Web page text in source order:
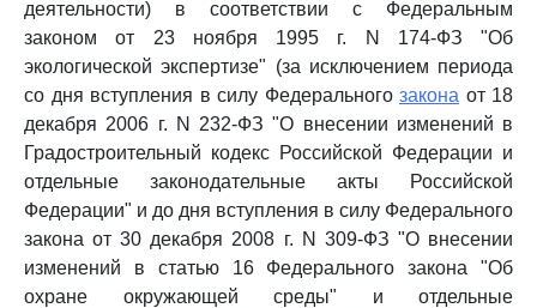
деятельности) в соответствии с Федеральным
законом от 23 ноября 1995 г. N 174-ФЗ "Об
экологической экспертизе" (за исключением периода
со дня вступления в силу Федерального закона от 18
декабря 2006 г. N 232-ФЗ "О внесении изменений в
Градостроительный кодекс Российской Федерации и
отдельные законодательные акты Российской
Федерации" и до дня вступления в силу Федерального
закона от 30 декабря 2008 г. N 309-ФЗ "О внесении
изменений в статью 16 Федерального закона "Об
охране окружающей среды" и отдельные